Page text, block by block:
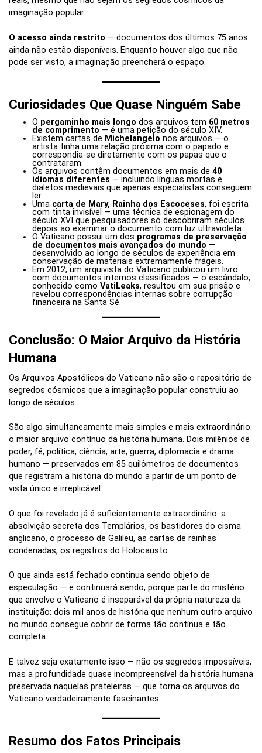
imaginação popular.
O acesso ainda restrito — documentos dos últimos 75 anos
ainda não estão disponíveis. Enquanto houver algo que não
pode ser visto, a imaginação preencherá o espaço.
Curiosidades Que Quase Ninguém Sabe
O pergaminho mais longo dos arquivos tem 60 metros
de comprimento — é uma petição do século XIV.
Existem cartas de Michelangelo nos arquivos — o
artista tinha uma relação próxima com o papado e
correspondia-se diretamente com os papas que o
contrataram.
Os arquivos contêm documentos em mais de 40
idiomas diferentes — incluindo línguas mortas e
dialetos medievais que apenas especialistas conseguem
ler.
Uma carta de Mary, Rainha dos Escoceses, foi escrita
com tinta invisível — uma técnica de espionagem do
século XVI que pesquisadores só descobriram séculos
depois ao examinar o documento com luz ultravioleta.
O Vaticano possui um dos programas de preservação
de documentos mais avançados do mundo —
desenvolvido ao longo de séculos de experiência em
conservação de materiais extremamente frágeis.
Em 2012, um arquivista do Vaticano publicou um livro
com documentos internos classificados — o escândalo,
conhecido como VatiLeaks, resultou em sua prisão e
revelou correspondências internas sobre corrupção
financeira na Santa Sé.
Conclusão: O Maior Arquivo da História
Humana
Os Arquivos Apostólicos do Vaticano não são o repositório de
segredos cósmicos que a imaginação popular construiu ao
longo de séculos.
São algo simultaneamente mais simples e mais extraordinário:
o maior arquivo contínuo da história humana. Dois milênios de
poder, fé, política, ciência, arte, guerra, diplomacia e drama
humano — preservados em 85 quilômetros de documentos
que registram a história do mundo a partir de um ponto de
vista único e irreplicável.
O que foi revelado já é suficientemente extraordinário: a
absolvição secreta dos Templários, os bastidores do cisma
anglicano, o processo de Galileu, as cartas de rainhas
condenadas, os registros do Holocausto.
O que ainda está fechado continua sendo objeto de
especulação — e continuará sendo, porque parte do mistério
que envolve o Vaticano é inseparável da própria natureza da
instituição: dois mil anos de história que nenhum outro arquivo
no mundo consegue cobrir de forma tão contínua e tão
completa.
E talvez seja exatamente isso — não os segredos impossíveis,
mas a profundidade quase incompreensível da história humana
preservada naquelas prateleiras — que torna os arquivos do
Vaticano verdadeiramente fascinantes.
Resumo dos Fatos Principais